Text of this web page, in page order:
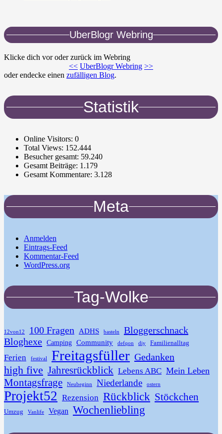
UberBlogr Webring
Klicke dich vor oder zurück im Webring
<< UberBlogr Webring >>
oder endecke einen zufälligen Blog.
Statistik
Online Visitors: 0
Total Views: 152.444
Besucher gesamt: 59.240
Gesamt Beiträge: 1.179
Gesamt Kommentare: 3.128
Meta
Anmelden
Eintrags-Feed
Kommentar-Feed
WordPress.org
Tag-Wolke
12von12 100 Fragen ADHS basteln
Bloggerschnack
Bloghexe Camping Community defqon diy Familienalltag
Ferien festival Freitagsfüller Gedanken
high five Jahresrückblick Lebens ABC Mein Leben
Montagsfrage Neubeginn Niederlande ostern
Projekt52 Rezension Rückblick Stöckchen
Umzug Vanlife Vegan Wochenliebling